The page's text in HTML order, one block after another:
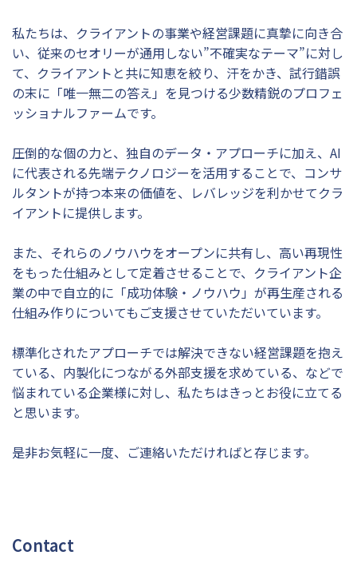
私たちは、クライアントの事業や経営課題に真摯に向き合
い、従来のセオリーが通用しない”不確実なテーマ”に対し
て、クライアントと共に知恵を絞り、汗をかき、試行錯誤
の末に「唯一無二の答え」を見つける少数精鋭のプロフェ
ッショナルファームです。
圧倒的な個の力と、独自のデータ・アプローチに加え、AI
に代表される先端テクノロジーを活用することで、コンサ
ルタントが持つ本来の価値を、レバレッジを利かせてクラ
イアントに提供します。
また、それらのノウハウをオープンに共有し、高い再現性
をもった仕組みとして定着させることで、クライアント企
業の中で自立的に「成功体験・ノウハウ」が再生産される
仕組み作りについてもご支援させていただいています。
標準化されたアプローチでは解決できない経営課題を抱え
ている、内製化につながる外部支援を求めている、などで
悩まれている企業様に対し、私たちはきっとお役に立てる
と思います。
是非お気軽に一度、ご連絡いただければと存じます。
Contact